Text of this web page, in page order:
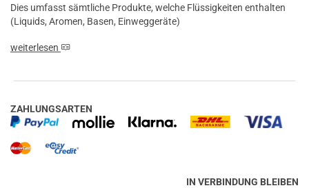
Dies umfasst sämtliche Produkte, welche Flüssigkeiten enthalten
(Liquids, Aromen, Basen, Einweggeräte)
weiterlesen
ZAHLUNGSARTEN
IN VERBINDUNG BLEIBEN